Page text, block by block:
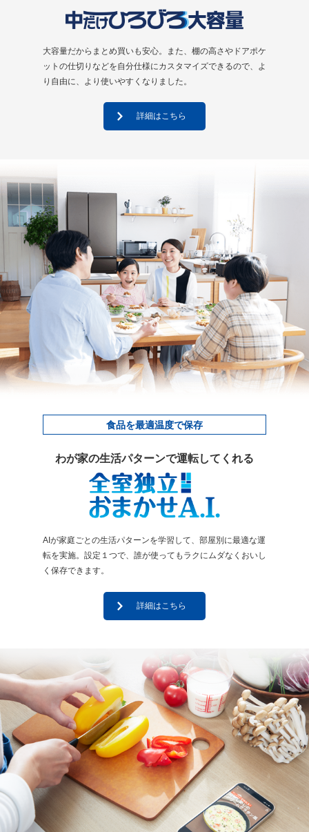
大容量だからまとめ買いも安心。また、棚の⾼さやドアポケ
ットの仕切りなどを⾃分仕様にカスタマイズできるので、よ
り⾃由に、より使いやすくなりました。
詳細はこちら
食品を最適温度で保存
わが家の生活パターンで運転してくれる
AIが家庭ごとの生活パターンを学習して、部屋別に最適な運
転を実施。設定１つで、誰が使ってもラクにムダなくおいし
く保存できます。
詳細はこちら